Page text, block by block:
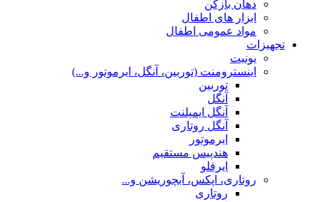
دهان بازکن
ابزار های اطفال
مواد عمومی اطفال
تجهیزات
یونیت
اینسترومنت (توربین، آنگل، ایرموتور و...)
توربین
آنگل
آنگل ایمپلنت
آنگل روتاری
ایرموتور
هندپیس مستقیم
ایرفلو
روتاری، اپکس، آبچوریشن و...
روتاری